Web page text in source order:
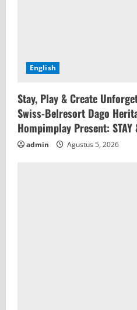
English
Stay, Play & Create
Swiss-Belresort Dago
Hompimplay Present: STAY
admin Agustus 5, 2026